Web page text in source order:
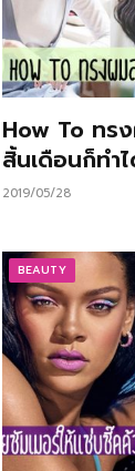
How To ทร
สิ้นเดือนก็ทำ
2019/05/28
BEAUTY